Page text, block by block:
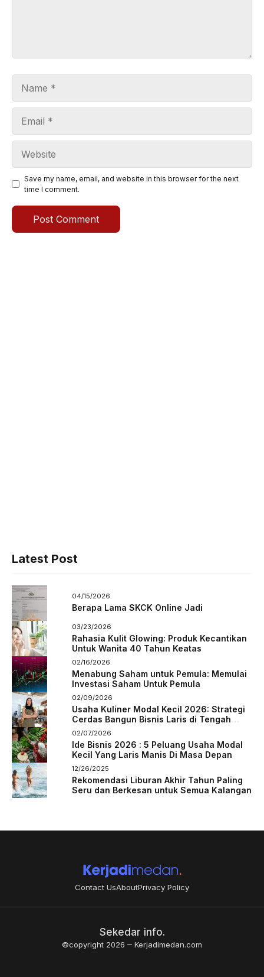
Save my name, email, and website in this browser for the next
time I comment.
Latest Post
04/15/2026
Berapa Lama SKCK Online Jadi
03/23/2026
Rahasia Kulit Glowing: Produk Kecantikan
Untuk Wanita 40 Tahun Keatas
02/16/2026
Menabung Saham untuk Pemula: Memulai
Investasi Saham Untuk Pemula
02/09/2026
Usaha Kuliner Modal Kecil 2026: Strategi
Cerdas Bangun Bisnis Laris di Tengah
Persaingan
02/07/2026
Ide Bisnis 2026 : 5 Peluang Usaha Modal
Kecil Yang Laris Manis Di Masa Depan
12/26/2025
Rekomendasi Liburan Akhir Tahun Paling
Seru dan Berkesan untuk Semua Kalangan
Contact UsAboutPrivacy Policy
Sekedar info.
©copyright 2026 Kerjadimedan.com